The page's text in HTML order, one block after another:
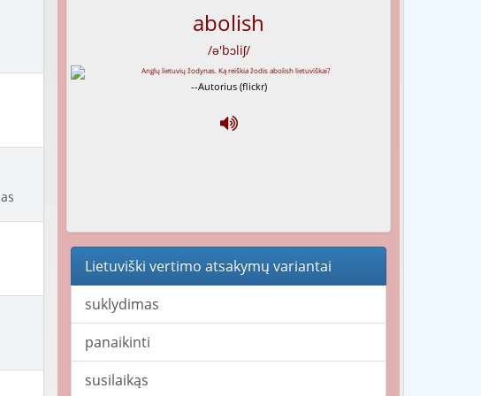
abolish
/ə'bɔliʃ/
--Autorius (flickr)
Lietuviški vertimo atsakymų variantai
suklydimas
panaikinti
susilaikąs